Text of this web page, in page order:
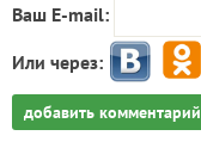
Ваш E-mail:
Или через:
добавить комментарий